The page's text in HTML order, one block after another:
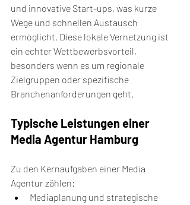
und innovative Start-ups, was kurze
Wege und schnellen Austausch
ermöglicht. Diese lokale Vernetzung ist
ein echter Wettbewerbsvorteil,
besonders wenn es um regionale
Zielgruppen oder spezifische
Branchenanforderungen geht.
Typische Leistungen einer
Media Agentur Hamburg
Zu den Kernaufgaben einer Media
Agentur zählen:
Mediaplanung und strategische